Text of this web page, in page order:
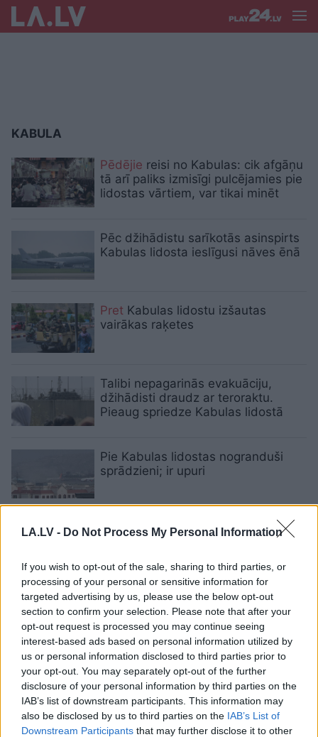
LA.LV - Do Not Process My Personal Information
If you wish to opt-out of the sale, sharing to third parties, or
processing of your personal or sensitive information for
targeted advertising by us, please use the below opt-out
section to confirm your selection. Please note that after your
opt-out request is processed you may continue seeing
interest-based ads based on personal information utilized by
us or personal information disclosed to third parties prior to
your opt-out. You may separately opt-out of the further
disclosure of your personal information by third parties on the
IAB’s list of downstream participants. This information may
also be disclosed by us to third parties on the IAB’s List of
Downstream Participants that may further disclose it to other
KABULA
Pēdējie reisi no Kabulas: cik afgāņu
tā arī paliks izmisīgi pulcējamies pie
lidostas vārtiem, var tikai minēt
Pēc džihādistu sarīkotās asinspirts
Kabulas lidosta ieslīgusi nāves ēnā
Pret Kabulas lidostu izšautas
vairākas raķetes
Talibi nepagarinās evakuāciju,
džihādisti draudz ar teroraktu.
Pieaug spriedze Kabulas lidostā
Pie Kabulas lidostas nogranduši
sprādzieni; ir upuri
Kabulasstarptautiskajā lidostā
Talibi ienāk Kabulas priekšpilsētās.
Grupējums sola neieņemt
galvaspilsētu ar spēku
Talibiielenkuši Kabulu, prezidents
pametis valsti, Lielbritānijas
premjers Džonsons sasauks
ārkārtas sēdi